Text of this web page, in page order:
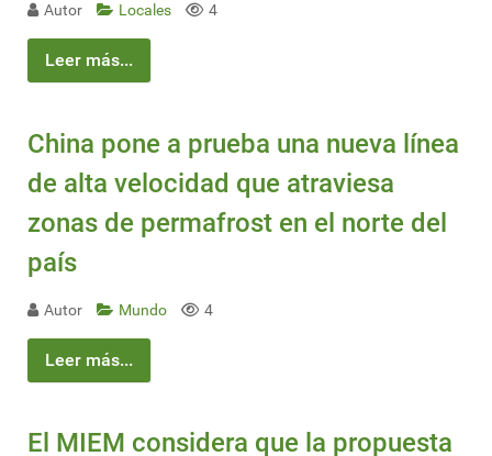
Autor Locales 4
Leer más...
China pone a prueba una nueva línea
de alta velocidad que atraviesa
zonas de permafrost en el norte del
país
Autor Mundo 4
Leer más...
El MIEM considera que la propuesta